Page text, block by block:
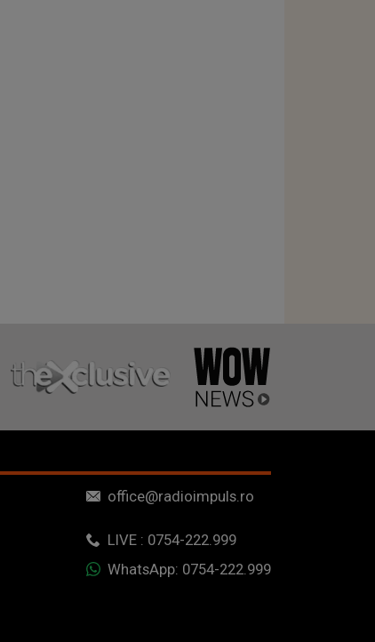
office@radioimpuls.ro
LIVE : 0754-222.999
WhatsApp: 0754-222.999